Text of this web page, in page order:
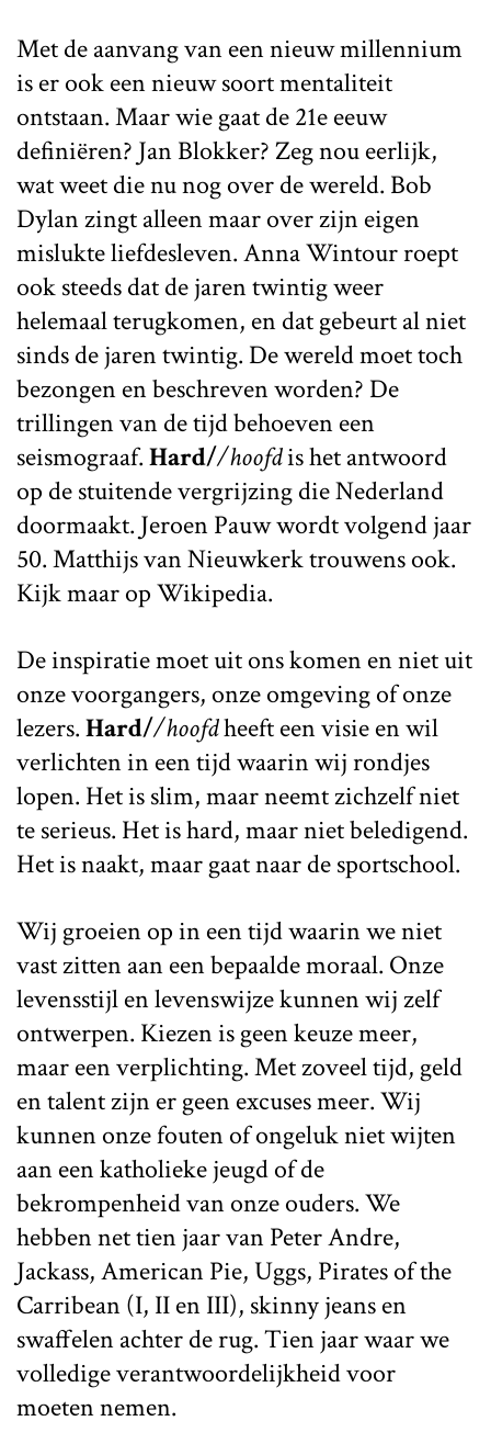
Met de aanvang van een nieuw millennium
is er ook een nieuw soort mentaliteit
ontstaan. Maar wie gaat de 21e eeuw
definiëren? Jan Blokker? Zeg nou eerlijk,
wat weet die nu nog over de wereld. Bob
Dylan zingt alleen maar over zijn eigen
mislukte liefdesleven. Anna Wintour roept
ook steeds dat de jaren twintig weer
helemaal terugkomen, en dat gebeurt al niet
sinds de jaren twintig. De wereld moet toch
bezongen en beschreven worden? De
trillingen van de tijd behoeven een
seismograaf.Hard//hoofdis het antwoord
op de stuitende vergrijzing die Nederland
doormaakt. Jeroen Pauw wordt volgend jaar
50. Matthijs van Nieuwkerk trouwens ook.
Kijk maar op Wikipedia.
De inspiratie moet uit ons komen en niet uit
onze voorgangers, onze omgeving of onze
lezers.Hard//hoofdheeft een visie en wil
verlichten in een tijd waarin wij rondjes
lopen. Het is slim, maar neemt zichzelf niet
te serieus. Het is hard, maar niet beledigend.
Het is naakt, maar gaat naar de sportschool.
Wij groeien op in een tijd waarin we niet
vast zitten aan een bepaalde moraal. Onze
levensstijl en levenswijze kunnen wij zelf
ontwerpen. Kiezen is geen keuze meer,
maar een verplichting. Met zoveel tijd, geld
en talent zijn er geen excuses meer. Wij
kunnen onze fouten of ongeluk niet wijten
aan een katholieke jeugd of de
bekrompenheid van onze ouders. We
hebben net tien jaar van Peter Andre,
Jackass, American Pie, Uggs, Pirates of the
Carribean (I, II en III), skinny jeans en
swaffelen achter de rug. Tien jaar waar we
volledige verantwoordelijkheid voor
moeten nemen.